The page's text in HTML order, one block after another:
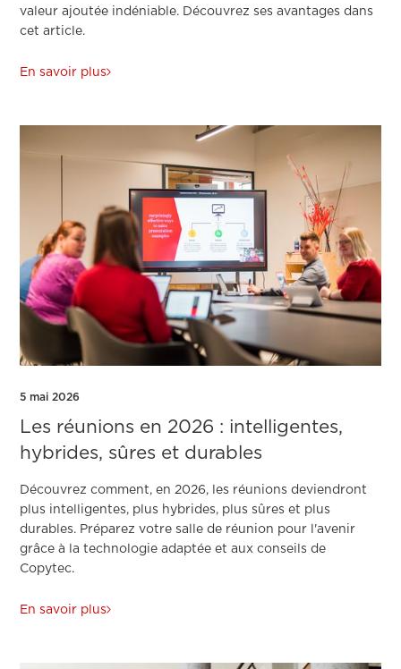
valeur ajoutée indéniable. Découvrez ses avantages dans
cet article.
En savoir plus
5 mai 2026
Les réunions en 2026 : intelligentes,
hybrides, sûres et durables
Découvrez comment, en 2026, les réunions deviendront
plus intelligentes, plus hybrides, plus sûres et plus
durables. Préparez votre salle de réunion pour l'avenir
grâce à la technologie adaptée et aux conseils de
Copytec.
En savoir plus